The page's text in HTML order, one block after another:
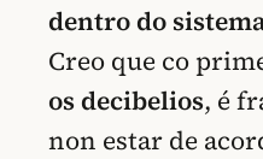
dentro do
Creo que co
os decibelios, é
non estar de